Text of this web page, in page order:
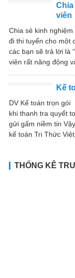
viên
Chia sẻ kinh
đi thi tuyển cho một
các bạn sẽ trả lời là
viên rất năng động
Kế
DV Kế toán trọn
khi thanh tra quyết
gửi gấm niềm tin
kế toán Tri Thức
THỐNG KÊ